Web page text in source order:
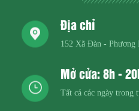
Địa chỉ
152 Xã Đàn -
Mở cửa: 8h -
Tất cả các ngày trong